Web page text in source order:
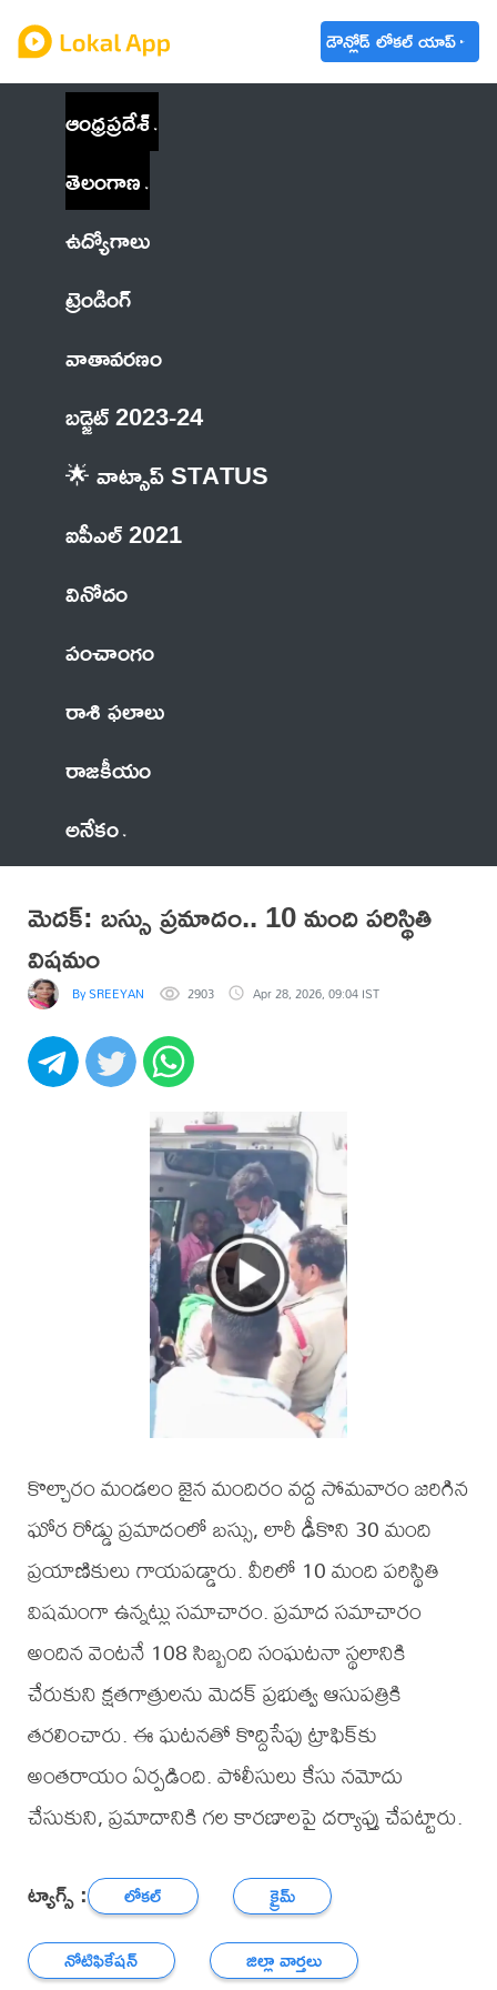
డౌన్లోడ్ లోకల్ యాప్
ఆంధ్రప్రదేశ్
తెలంగాణ
ఉద్యోగాలు
ట్రెండింగ్
వాతావరణం
బడ్జెట్ 2023-24
🌟 వాట్సాప్ STATUS
ఐపీఎల్ 2021
వినోదం
పంచాంగం
రాశి ఫలాలు
రాజకీయం
అనేకం
మెదక్: బస్సు ప్రమాదం.. 10 మంది పరిస్థితి
విషమం
By SREEYAN 2903 Apr 28, 2026, 09:04 IST
కొల్చారం మండలం జైన మందిరం వద్ద సోమవారం జరిగిన
ఘోర రోడ్డు ప్రమాదంలో బస్సు, లారీ ఢీకొని 30 మంది
ప్రయాణికులు గాయపడ్డారు. వీరిలో 10 మంది పరిస్థితి
విషమంగా ఉన్నట్లు సమాచారం. ప్రమాద సమాచారం
అందిన వెంటనే 108 సిబ్బంది సంఘటనా స్థలానికి
చేరుకుని క్షతగాత్రులను మెదక్ ప్రభుత్వ ఆసుపత్రికి
తరలించారు. ఈ ఘటనతో కొద్దిసేపు ట్రాఫిక్‌కు
అంతరాయం ఏర్పడింది. పోలీసులు కేసు నమోదు
చేసుకుని, ప్రమాదానికి గల కారణాలపై దర్యాప్తు చేపట్టారు.
ట్యాగ్స్ : లోకల్
క్రైమ్
నోటిఫికేషన్
జిల్లా వార్తలు